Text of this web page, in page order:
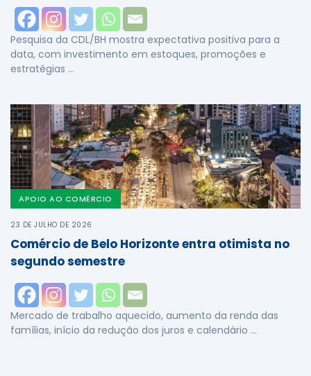
Pesquisa da CDL/BH mostra expectativa positiva para a
data, com investimento em estoques, promoções e
estratégias …
APOIO AO COMÉRCIO
23 DE JULHO DE 2026
Comércio de Belo Horizonte entra otimista no
segundo semestre
Mercado de trabalho aquecido, aumento da renda das
famílias, início da redução dos juros e calendário …